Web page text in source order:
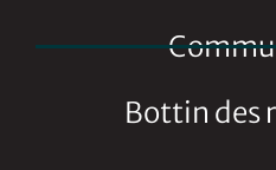
Bottin des